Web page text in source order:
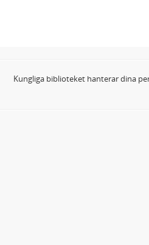
Kungliga biblioteket hanterar dina